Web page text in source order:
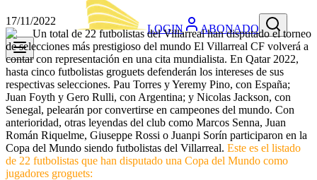
LOGIN ABONADO
17/11/2022
Un total de 22 futbolistas del Villarreal han disputado el torneo
de selecciones más prestigioso del mundo El Villarreal CF volverá a
contar con representación en una cita mundialista. En Qatar 2022,
hasta cinco futbolistas groguets defenderán los intereses de sus
respectivas selecciones. Pau Torres y Yeremy Pino, con España;
Juan Foyth y Gero Rulli, con Argentina; y Nicolas Jackson, con
Senegal, pelearán por convertirse en campeones del mundo. Con
anterioridad, otras leyendas del club como Marcos Senna, Juan
Román Riquelme, Giuseppe Rossi o Juanpi Sorín participaron en la
Copa del Mundo siendo futbolistas del Villarreal. Este es el listado
de 22 futbolistas que han disputado una Copa del Mundo como
jugadores groguets: